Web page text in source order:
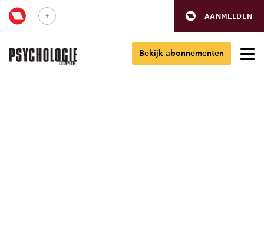
AANMELDEN
Bekijk abonnementen